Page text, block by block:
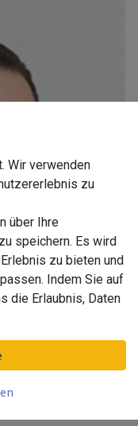
Wir verwenden
zu
über Ihre
speichern. Es wird
zu bieten und
Indem Sie auf
die Erlaubnis, Daten